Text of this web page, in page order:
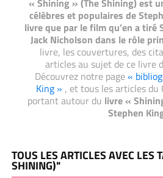
« Shining » (The Shining) est
célèbres et populaires de
livre que par le film qu’en a tiré
Jack Nicholson dans le rôle
livre, les couvertures, des
articles au sujet de ce livre
Découvrez notre page«
King » , et tous les articles du
portant autour du livre «
Stephen
TOUS LES ARTICLES AVEC LES
SHINING)"